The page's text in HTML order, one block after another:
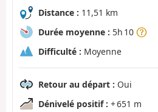
Distance : 11,51 km
Durée moyenne : 5h 10
Difficulté : Moyenne
Retour au départ : Oui
Dénivelé positif : + 651 m